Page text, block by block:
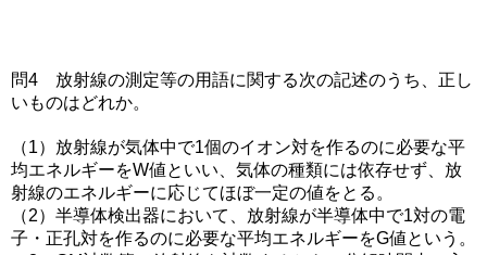
問4 放射線の測定等の用語に関する次の記述のうち、正し
いものはどれか。
（1）放射線が気体中で1個のイオン対を作るのに必要な平
均エネルギーをW値といい、気体の種類には依存せず、放
射線のエネルギーに応じてほぼ一定の値をとる。
（2）半導体検出器において、放射線が半導体中で1対の電
子・正孔対を作るのに必要な平均エネルギーをG値という。